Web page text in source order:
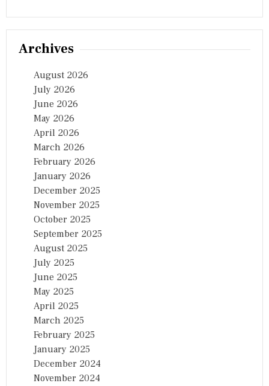
Archives
August 2026
July 2026
June 2026
May 2026
April 2026
March 2026
February 2026
January 2026
December 2025
November 2025
October 2025
September 2025
August 2025
July 2025
June 2025
May 2025
April 2025
March 2025
February 2025
January 2025
December 2024
November 2024